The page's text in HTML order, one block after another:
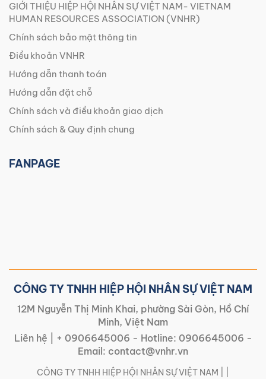
GIỚI THIỆU HIỆP HỘI NHÂN SỰ VIỆT NAM- VIETNAM
HUMAN RESOURCES ASSOCIATION (VNHR)
Chính sách bảo mật thông tin
Điều khoản VNHR
Hướng dẫn thanh toán
Hướng dẫn đặt chỗ
Chính sách và điều khoản giao dịch
Chính sách & Quy định chung
FANPAGE
CÔNG TY TNHH HIỆP HỘI NHÂN SỰ VIỆT NAM
12M Nguyễn Thị Minh Khai, phường Sài Gòn, Hồ Chí
Minh, Việt Nam
Liên hệ |
+ 0906645006 - Hotline: 0906645006 -
Email: contact@vnhr.vn
CÔNG TY TNHH HIỆP HỘI NHÂN SỰ VIỆT NAM | |